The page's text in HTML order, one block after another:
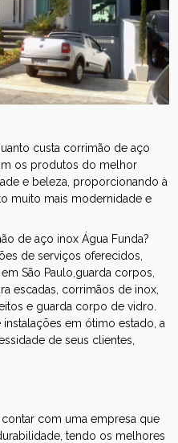
custa corrimão de aço
os produtos do melhor
e beleza, proporcionando à
muito mais modernidade e
de aço inox Água Funda?
de serviços oferecidos,
São Paulo,guarda corpos,
escadas, corrimãos de inox,
e guarda corpo de vidro.
em ótimo estado, a
de seus clientes,
com uma empresa que
tendo os melhores